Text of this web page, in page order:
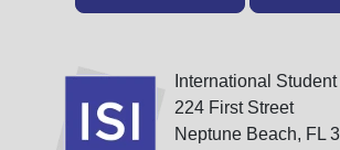
International
224 First Street
Neptune Beach, FL